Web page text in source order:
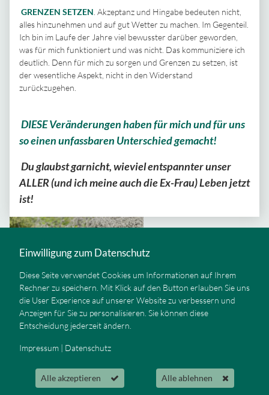
GRENZEN SETZEN . Akzeptanz und Hingabe bedeuten nicht,
alles hinzunehmen und auf gut Wetter zu machen. Im Gegenteil.
Ich bin im Laufe der Jahre viel bewusster darüber geworden,
was für mich funktioniert und was nicht. Das kommuniziere ich
deutlich. Denn für mich zu sorgen und Grenzen zu setzen, ist
der wesentliche Aspekt, nicht in den Widerstand
zurückzugehen.
DIESE Veränderungen haben für mich und für uns
so einen unfassbaren Unterschied gemacht!
Du glaubst garnicht, wieviel entspannter unser
ALLER (und ich meine auch die Ex-Frau) Leben jetzt
ist!
Impressum Datenschutz
Einwilligung zum Datenschutz
Diese Seite verwendet Cookies um Informationen auf Ihrem
Rechner zu speichern. Mit Klick auf den Button erlauben Sie uns
die User Experience auf unserer Website zu verbessern und
Anzeigen für Sie zu personalisieren. Sie können diese
Entscheidung jederzeit ändern.
Impressum | Datenschutz
Alle akzeptieren Alle ablehnen